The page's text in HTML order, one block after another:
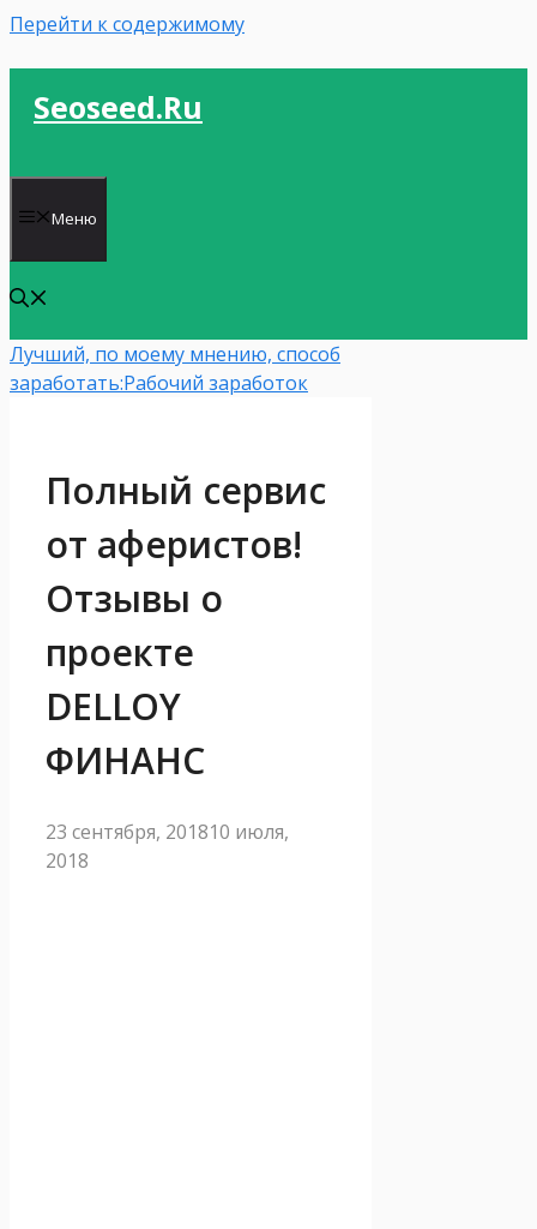
Перейти к содержимому
Seoseed.ru
Меню
Лучший, по моему мнению, способ
заработать:Рабочий заработок
Полный сервис
от аферистов!
Отзывы о
проекте
DELLOY
ФИНАНС
23 сентября, 201810 июля,
2018